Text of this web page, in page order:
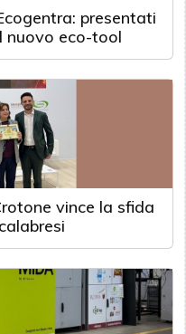
presentati
nuovo eco-tool
vince la sfida